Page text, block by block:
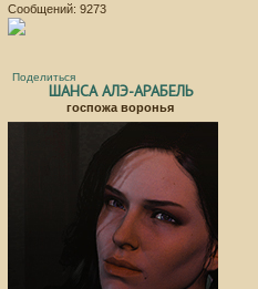
Сообщений: 9273
Поделиться
ШАНСА АЛЭ-АРАБЕЛЬ
госпожа воронья